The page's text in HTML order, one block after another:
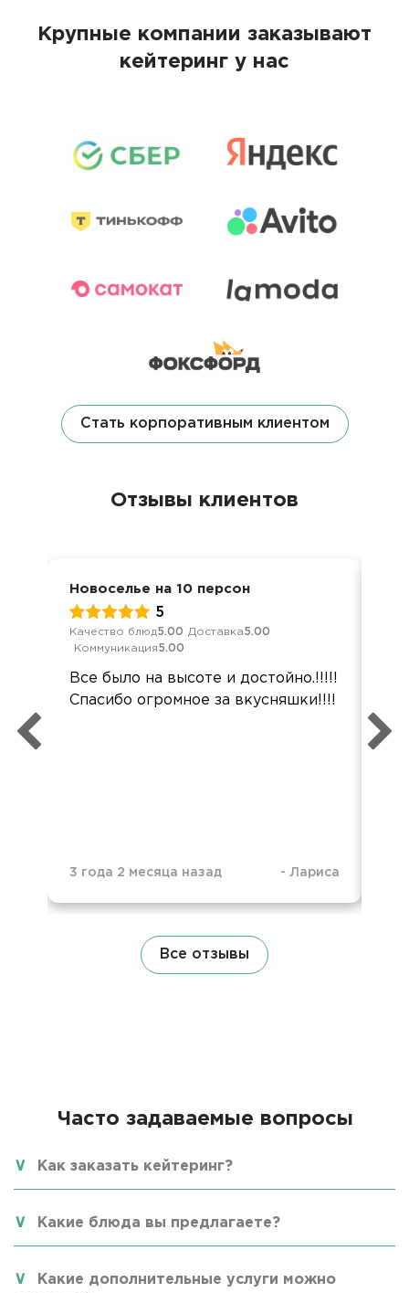
Крупные компании заказывают
кейтеринг у нас
Стать корпоративным клиентом
Отзывы клиентов
Новоселье на 10 персон
5
Качество блюд5.00 Доставка5.00
Коммуникация5.00
Все было на высоте и достойно.!!!!!
Спасибо огромное за вкусняшки!!!!
3 года 2 месяца назад - Лариса
Все отзывы
Часто задаваемые вопросы
Как заказать кейтеринг?
Какие блюда вы предлагаете?
Какие дополнительные услуги можно